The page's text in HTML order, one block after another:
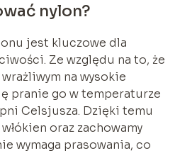
nylon?
jest kluczowe dla
Ze względu na to, że
na wysokie
pranie go w temperaturze
Celsjusza. Dzięki temu
oraz zachowamy
wymaga prasowania, co